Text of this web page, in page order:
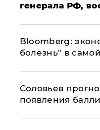
генерала РФ,
Bloomberg:
болезнь" в
Соловьев
появления